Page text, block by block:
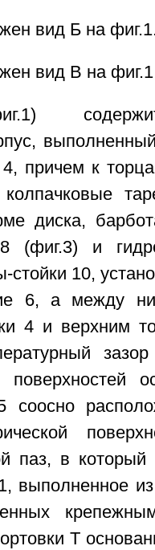
вид Б на
вид В на
причем к
диска,
(фиг.3) и
стойки 10,
6, а между
4 и верхним
соосно
паз, в который
выполненное
Т